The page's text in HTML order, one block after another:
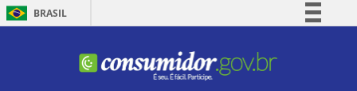
BRASIL
Comunica BR